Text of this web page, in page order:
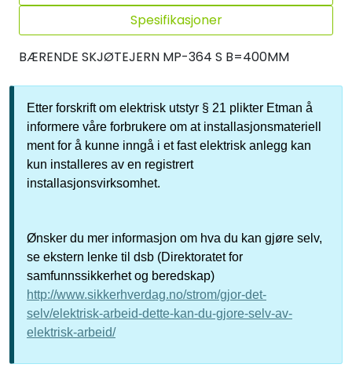
Spesifikasjoner
BÆRENDE SKJØTEJERN MP-364 S B=400MM
Etter forskrift om elektrisk utstyr § 21 plikter Etman å
informere våre forbrukere om at installasjonsmateriell
ment for å kunne inngå i et fast elektrisk anlegg kan
kun installeres av en registrert
installasjonsvirksomhet.
Ønsker du mer informasjon om hva du kan gjøre selv,
se ekstern lenke til dsb (Direktoratet for
samfunnssikkerhet og beredskap)
http://www.sikkerhverdag.no/strom/gjor-det-
selv/elektrisk-arbeid-dette-kan-du-gjore-selv-av-
elektrisk-arbeid/